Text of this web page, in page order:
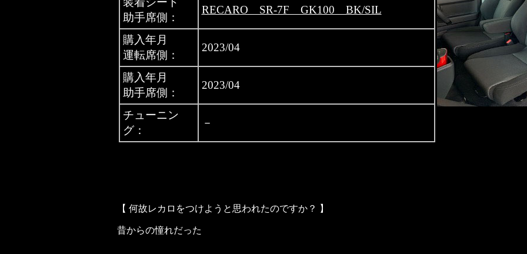
助手席側：
RECARO SR-7F GK100 BK/SIL
購入年月
運転席側：
2023/04
購入年月
助手席側：
2023/04
チューニン
グ：
－
【 何故レカロをつけようと思われたのですか？ 】
昔からの憧れだった